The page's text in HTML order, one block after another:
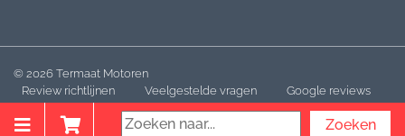
© 2026 Termaat Motoren
Review richtlijnen
Veelgestelde vragen Google reviews